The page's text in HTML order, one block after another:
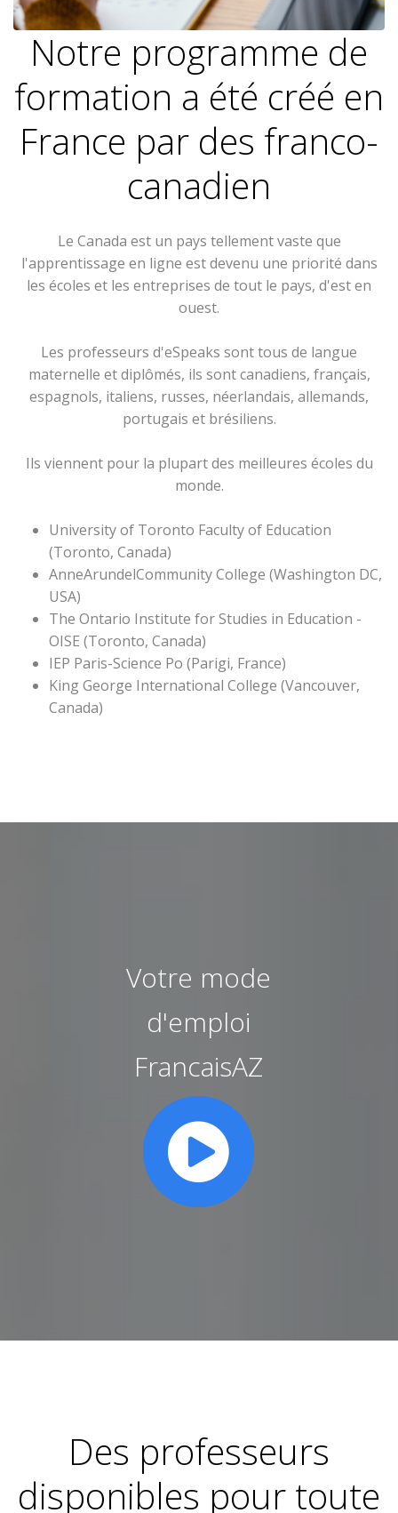
Notre programme de
formation a été créé en
France par des franco-
canadien
Le Canada est un pays tellement vaste que
l'apprentissage en ligne est devenu une priorité dans
les écoles et les entreprises de tout le pays, d'est en
ouest.
Les professeurs d'eSpeaks sont tous de langue
maternelle et diplômés, ils sont canadiens, français,
espagnols, italiens, russes, néerlandais, allemands,
portugais et brésiliens.
Ils viennent pour la plupart des meilleures écoles du
monde.
University of Toronto Faculty of Education
(Toronto, Canada)
AnneArundelCommunity College (Washington DC,
USA)
The Ontario Institute for Studies in Education -
OISE (Toronto, Canada)
IEP Paris-Science Po (Parigi, France)
King George International College (Vancouver,
Canada)
Votre mode
d'emploi
FrancaisAZ
Des professeurs
disponibles pour toute